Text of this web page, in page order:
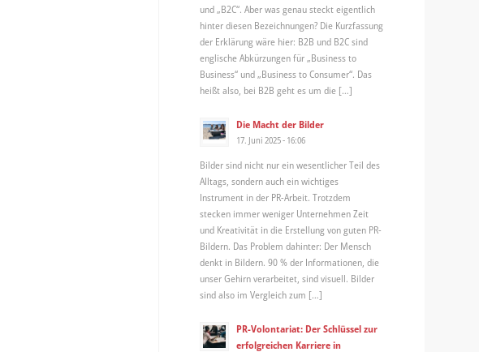
und „B2C“. Aber was genau steckt eigentlich
hinter diesen Bezeichnungen? Die Kurzfassung
der Erklärung wäre hier: B2B und B2C sind
englische Abkürzungen für „Business to
Business“ und „Business to Consumer“. Das
heißt also, bei B2B geht es um die […]
Die Macht der Bilder
17. Juni 2025 - 16:06
Bilder sind nicht nur ein wesentlicher Teil des
Alltags, sondern auch ein wichtiges
Instrument in der PR-Arbeit. Trotzdem
stecken immer weniger Unternehmen Zeit
und Kreativität in die Erstellung von guten PR-
Bildern. Das Problem dahinter: Der Mensch
denkt in Bildern. 90 % der Informationen, die
unser Gehirn verarbeitet, sind visuell. Bilder
sind also im Vergleich zum […]
PR-Volontariat: Der Schlüssel zur
erfolgreichen Karriere in